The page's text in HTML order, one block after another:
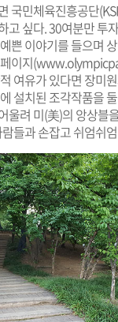
국민체육진흥공단
고 싶다. 30여분만 투
쁜 이야기를 들으며
이지(
여유가 있다면 장미
설치된 조각작품을
울려 미(美)의 앙상블
들과 손잡고 쉬엄쉬